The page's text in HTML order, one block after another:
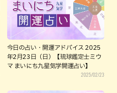
今日の占い・開運アドバイス 2025
年2月23日（日）【琉球鑑定士ミウ
マ まいにち九星気学開運占い】
2025/02/23